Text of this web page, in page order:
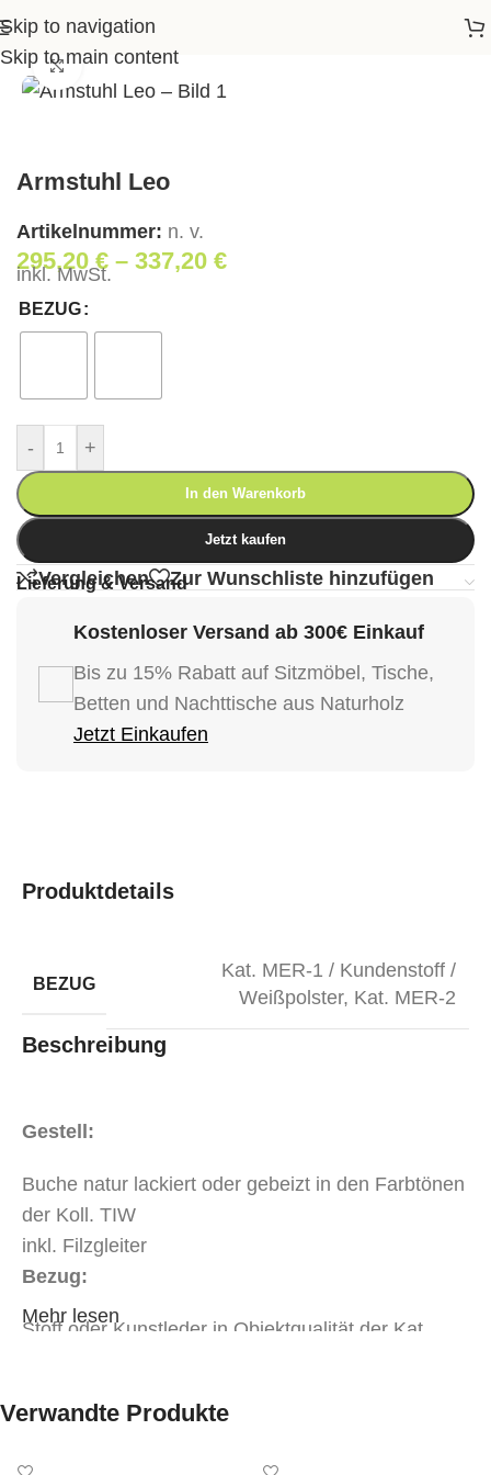
Skip to navigation
Skip to main content
Startseite>Shop>
Klick zum Vergrößern
Armstuhl Leo
Artikelnummer: n. v.
295,20€ – 337,20 €
inkl. MwSt.
BEZUG
- +
In den Warenkorb
Jetzt kaufen
Vergleichen Zur Wunschliste hinzufügen
Lieferung & Versand
Kostenloser Versand ab 300€ Einkauf
Bis zu 15% Rabatt auf Sitzmöbel, Tische,
Betten und Nachttische aus Naturholz
Jetzt Einkaufen
Produktdetails
BEZUG
Kat. MER-1 / Kundenstoff /
Weißpolster, Kat. MER-2
Beschreibung
Gestell:
Buche natur lackiert oder gebeizt in den Farbtönen
der Koll. TIW
inkl. Filzgleiter
Bezug:
Stoff oder Kunstleder in Objektqualität der Kat.
MER-2
Mehr lesen
Verwandte Produkte